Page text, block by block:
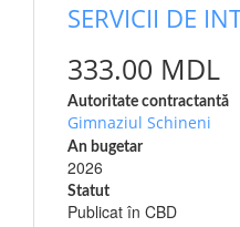
SERVICII DE
333.00 MDL
Autoritate contractantă
Gimnaziul Schineni
An bugetar
2026
Statut
Publicat în CBD